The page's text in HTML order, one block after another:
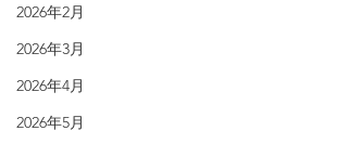
2026年2月
2026年3月
2026年4月
2026年5月